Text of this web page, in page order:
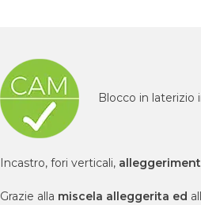
Blocco in laterizio
Incastro, fori verticali,
Grazie alla miscela alleggerita ed